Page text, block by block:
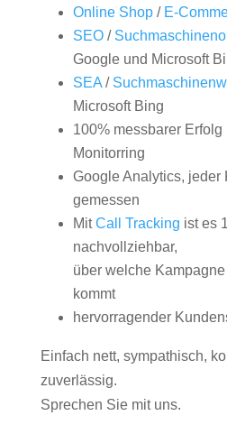
Online Shop/ E-
SEO/
Google und Microsoft
SEA/
Microsoft Bing
100% messbarer
Monitorring
Google Analytics, jeder
gemessen
MitCall Tracking ist es
nachvollziehbar,
über welche
kommt
hervorragender
Einfach nett, sympathisch,
zuverlässig.
Sprechen Sie mit uns.